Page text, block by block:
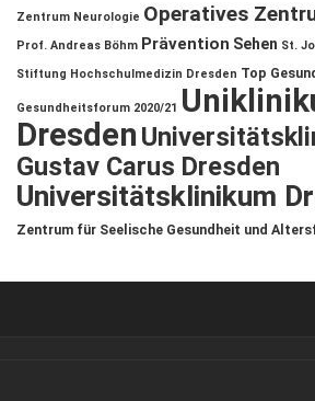
Zentrum Neurologie Operatives
Prof. Andreas Böhm Prävention Sehen St.
Stiftung Hochschulmedizin Dresden Top
Gesundheitsforum 2020/21
Dresden
Gustav Carus Dresden
Universitätsklinikum
Zentrum für Seelische Gesundheit und